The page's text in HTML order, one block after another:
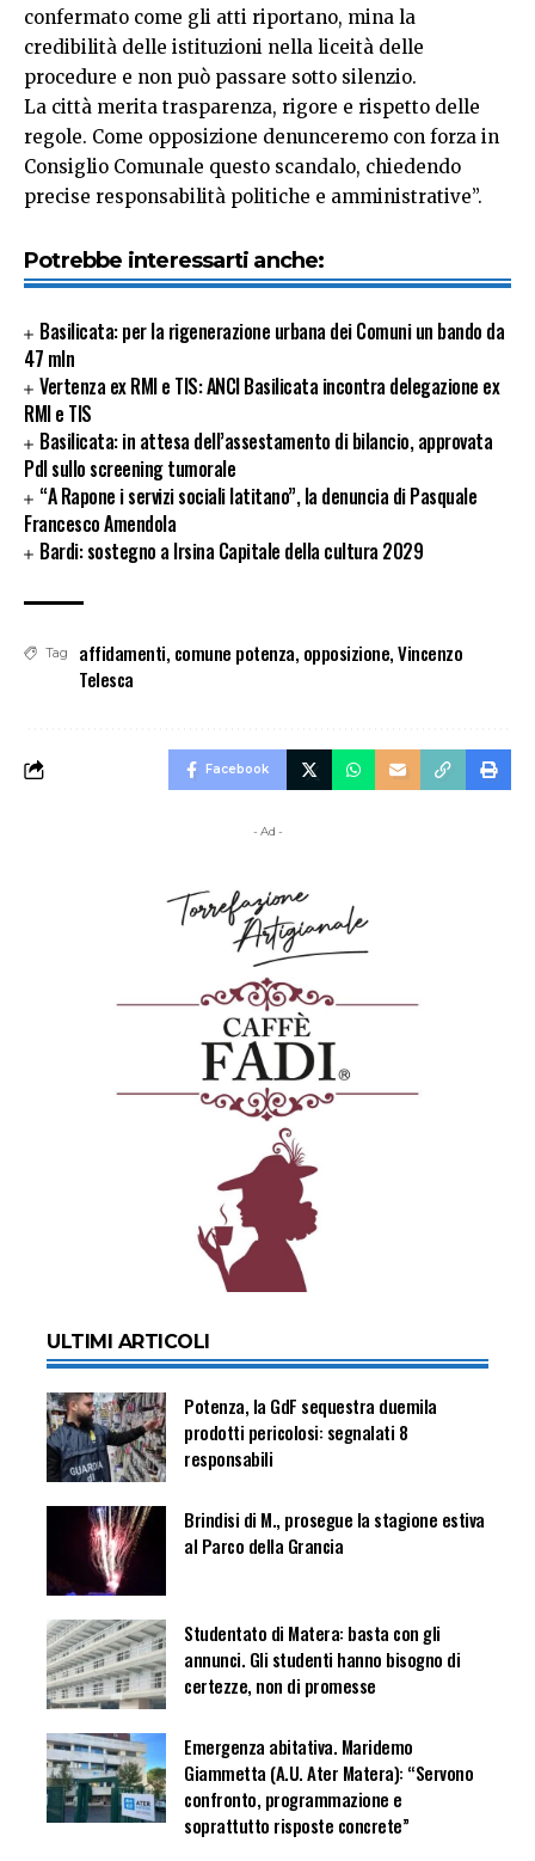
confermato come gli atti riportano, mina la
credibilità delle istituzioni nella liceità delle
procedure e non può passare sotto silenzio.
La città merita trasparenza, rigore e rispetto delle
regole. Come opposizione denunceremo con forza in
Consiglio Comunale questo scandalo, chiedendo
precise responsabilità politiche e amministrative”.
Potrebbe interessarti anche:
Basilicata: per la rigenerazione urbana dei Comuni un bando da
47 mln
Vertenza ex RMI e TIS: ANCI Basilicata incontra delegazione ex
RMI e TIS
Basilicata: in attesa dell’assestamento di bilancio, approvata
Pdl sullo screening tumorale
“A Rapone i servizi sociali latitano”, la denuncia di Pasquale
Francesco Amendola
Bardi: sostegno a Irsina Capitale della cultura 2029
Tag affidamenti, comune potenza, opposizione,Vincenzo
Telesca
Facebook
- Ad -
ULTIMI ARTICOLI
Potenza, la GdF sequestra duemila
prodotti pericolosi: segnalati 8
responsabili
Brindisi di M., prosegue la stagione estiva
al Parco della Grancia
Studentato di Matera: basta con gli
annunci. Gli studenti hanno bisogno di
certezze, non di promesse
Emergenza abitativa. Maridemo
Giammetta (A.U. Ater Matera): “Servono
confronto, programmazione e
soprattutto risposte concrete”